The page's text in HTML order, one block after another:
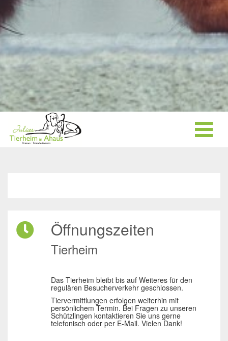
Öffnungszeiten
Tierheim
Das Tierheim bleibt bis auf Weiteres für den
regulären Besucherverkehr geschlossen.
Tiervermittlungen erfolgen weiterhin mit
persönlichem Termin. Bei Fragen zu unseren
Schützlingen kontaktieren Sie uns gerne
telefonisch oder per E-Mail. Vielen Dank!